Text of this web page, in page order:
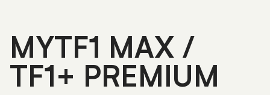
MYTF1 MAX /
TF1+ PREMIUM